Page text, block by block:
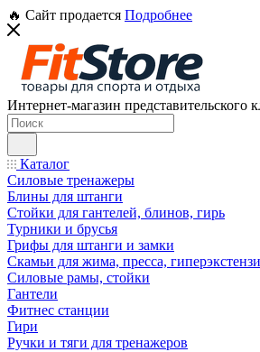
🔥 Сайт продается Подробнее
Интернет-магазин представительского
Каталог
Силовые тренажеры
Блины для штанги
Стойки для гантелей, блинов, гирь
Турники и брусья
Грифы для штанги и замки
Скамьи для жима, пресса,
Силовые рамы, стойки
Гантели
Фитнес станции
Гири
Ручки и тяги для тренажеров